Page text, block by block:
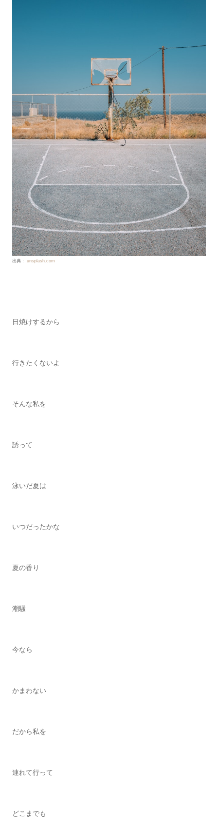
出典： unsplash.com
日焼けするから
行きたくないよ
そんな私を
誘って
泳いだ夏は
いつだったかな
夏の香り
潮騒
今なら
かまわない
だから私を
連れて行って
どこまでも